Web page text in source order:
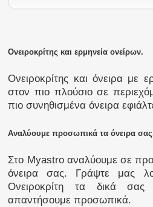
Ονειροκρίτης και ερμηνεία ονείρων.
Ονειροκρίτης και όνειρα με
στον πιο πλούσιο σε
πιο συνηθισμένα όνειρα
Αναλύουμε προσωπικά τα όνειρα
Στο Myastro αναλύουμε σε
όνειρα σας. Γράψτε μας
Ονειροκρίτη τα δικά
απαντήσουμε προσωπικά.